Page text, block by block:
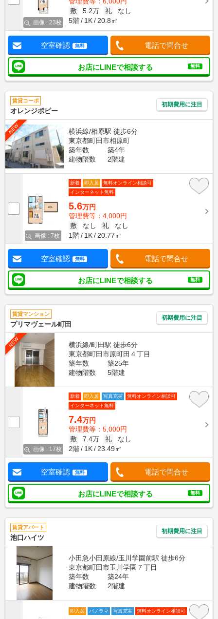
画像 : 23枚
敷
5.2万 礼
なし
5階
1K 20.8㎡
空室確認 無料 電話で問合せ
お店にLINEで相談する 無料
賃貸コーポ
オレンジポピー
初期費用に注目
NEW
横浜線/相原駅 徒歩6分
東京都町田市相原町
築年数
築4年
建物階数
2階建
画像 : 7枚
新着 即入居
無料オンライン相談可
インターネット無料
5.6万円
管理費等：4,000円
敷
なし 礼
なし
1階
1K 20.77㎡
空室確認 無料 電話で問合せ
お店にLINEで相談する 無料
賃貸マンション
プリマヴェール町田
初期費用に注目
NEW
横浜線/町田駅 徒歩6分
東京都町田市原町田４丁目
築年数
築25年
建物階数
5階建
画像 : 17枚
新着 即入居 写真充実
無料オンライン相談可
インターネット無料
7.4万円
管理費等：5,000円
敷
7.4万 礼
なし
2階
1K 23.49㎡
空室確認 無料 電話で問合せ
お店にLINEで相談する 無料
賃貸アパート
池口ハイツ
初期費用に注目
小田急小田原線/玉川学園前駅 徒歩6分
東京都町田市玉川学園７丁目
築年数
築24年
建物階数
2階建
即入居 パノラマ 写真充実 無料オンライン相談可